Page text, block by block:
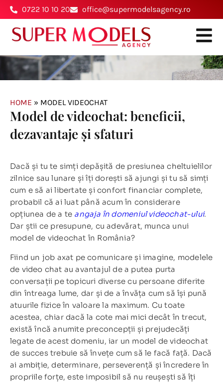
0722 10 10 20 office@supermodelsagency.ro
HOME » MODEL VIDEOCHAT
Model de videochat: beneficii,
dezavantaje și sfaturi
Dacă și tu te simți depășită de presiunea cheltuielilor
zilnice sau lunare și îți dorești să ajungi și tu să simți
cum e să ai libertate și confort financiar complete,
probabil că ai luat până acum în considerare
opțiunea de a te angaja în domeniul videochat-ului.
Dar știi ce presupune, cu adevărat, munca unui
model de videochat în România?
Fiind un job axat pe comunicare și imagine, modelele
de video chat au avantajul de a putea purta
conversații pe topicuri diverse cu persoane diferite
din întreaga lume, dar și de a învăța cum să își pună
atuurile fizice în valoare la maximum. Cu toate
acestea, chiar dacă la cote mai mici decât în trecut,
există încă anumite preconcepții și prejudecăți
legate de acest domeniu, iar un model de videochat
de succes trebuie să învețe cum să le facă față. Dacă
ai ambiție, determinare, perseverență și încredere în
propriile forțe, este imposibil să nu reușești să îți